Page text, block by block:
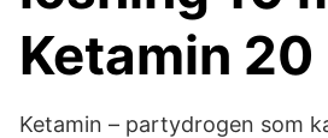
Ketamin 20
Ketamin – partydrogen som